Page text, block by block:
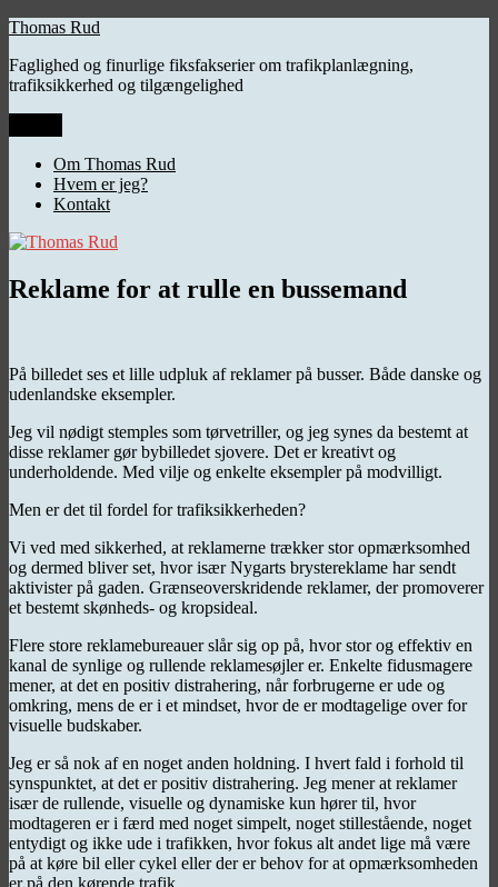
Videre
indhold
Thomas Rud
Faglighed og finurlige fiksfakserier om trafikplanlægning,
trafiksikkerhed og tilgængelighed
Om Thomas Rud
Hvem er jeg?
Kontakt
Reklame for at rulle en bussemand
På billedet ses et lille udpluk af reklamer på busser. Både danske og
udenlandske eksempler.
Jeg vil nødigt stemples som tørvetriller, og jeg synes da bestemt at
disse reklamer gør bybilledet sjovere. Det er kreativt og
underholdende. Med vilje og enkelte eksempler på modvilligt.
Men er det til fordel for trafiksikkerheden?
Vi ved med sikkerhed, at reklamerne trækker stor opmærksomhed
og dermed bliver set, hvor især Nygarts brystereklame har sendt
aktivister på gaden. Grænseoverskridende reklamer, der promoverer
et bestemt skønheds- og kropsideal.
Flere store reklamebureauer slår sig op på, hvor stor og effektiv en
kanal de synlige og rullende reklamesøjler er. Enkelte fidusmagere
mener, at det en positiv distrahering, når forbrugerne er ude og
omkring, mens de er i et mindset, hvor de er modtagelige over for
visuelle budskaber.
Jeg er så nok af en noget anden holdning. I hvert fald i forhold til
synspunktet, at det er positiv distrahering. Jeg mener at reklamer
især de rullende, visuelle og dynamiske kun hører til, hvor
modtageren er i færd med noget simpelt, noget stillestående, noget
entydigt og ikke ude i trafikken, hvor fokus alt andet lige må være
på at køre bil eller cykel eller der er behov for at opmærksomheden
er på den kørende trafik.